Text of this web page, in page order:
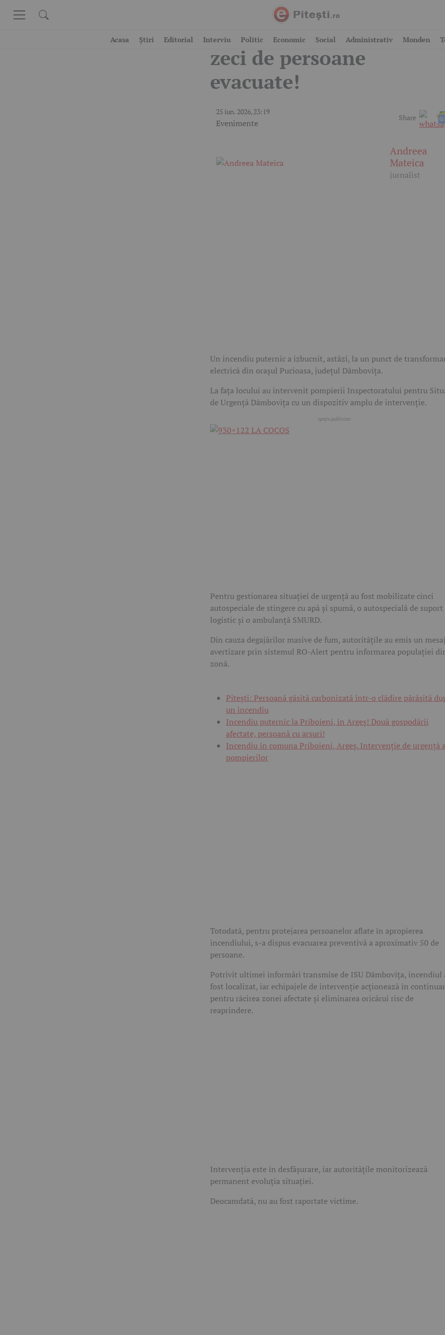
Acasa Știri Editorial Interviu Politic Economic Social Administrativ Monden
Alertă gravă! Fum gros,
zeci de persoane
evacuate!
25 iun. 2026, 23:19
Evenimente
Share
Andreea
Mateica
jurnalist
Un incendiu puternic a izbucnit, astăzi, la un punct de
electrică din orașul Pucioasa, județul Dâmbovița.
La fața locului au intervenit pompierii Inspectoratului pentru
de Urgență Dâmbovița cu un dispozitiv amplu de intervenție.
Pentru gestionarea situației de urgență au fost mobilizate cinci
autospeciale de stingere cu apă și spumă, o autospecială de suport
logistic și o ambulanță SMURD.
Din cauza degajărilor masive de fum, autoritățile au emis un
avertizare prin sistemul RO-Alert pentru informarea populației
zonă.
Pitești: Persoană găsită carbonizată într-o clădire părăsită
un incendiu
Incendiu puternic la Priboieni, în Argeș! Două gospodării
afectate, persoană cu arsuri!
Incendiu în comuna Priboieni, Argeș. Intervenție de urgență
pompierilor
Totodată, pentru protejarea persoanelor aflate în apropierea
incendiului, s-a dispus evacuarea preventivă a aproximativ 50 de
persoane.
Potrivit ultimei informări transmise de ISU Dâmbovița, incendiul
fost localizat, iar echipajele de intervenție acționează în
pentru răcirea zonei afectate și eliminarea oricărui risc de
reaprindere.
Intervenția este în desfășurare, iar autoritățile monitorizează
permanent evoluția situației.
Deocamdată, nu au fost raportate victime.